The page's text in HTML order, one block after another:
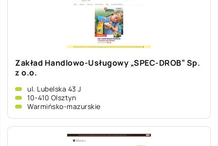
Zakład Handlowo-Usługowy „SPEC-DROB” Sp.
z o.o.
ul. Lubelska 43 J
10-410 Olsztyn
Warmińsko-mazurskie